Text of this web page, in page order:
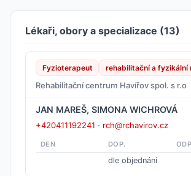
Lékaři, obory a specializace (13)
Fyzioterapeut rehabilitační a fyzikální
Rehabilitační centrum Havířov spol. s r.o
JAN MAREŠ, SIMONA WICHROVÁ
+420411192241 · rch@rchavirov.cz
DEN DOP.
dle objednání